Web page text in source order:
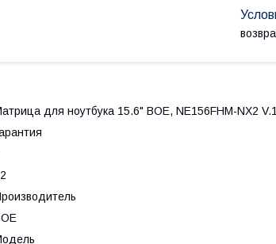
для ноутбука 15.6" BOE, NE156FHM-NX2